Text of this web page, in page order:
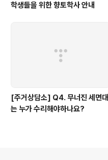
학생들을 위한 향토학사 안내
[주거상담소] Q4. 무너진 세면대
는 누가 수리해야하나요?